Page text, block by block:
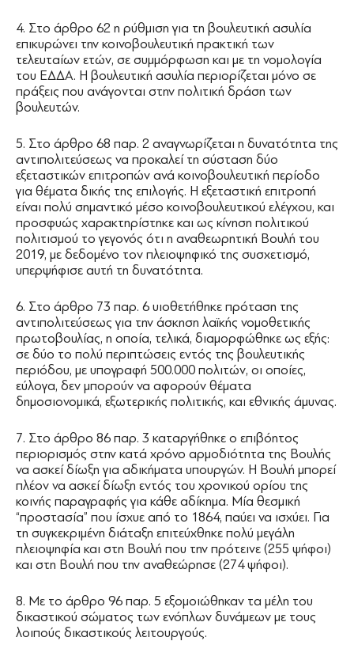
4. Στο άρθρο 62 η ρύθμιση για τη βουλευτική ασυλία
επικυρώνει την κοινοβουλευτική πρακτική των
τελευταίων ετών, σε συμμόρφωση και με τη νομολογία
του ΕΔΔΑ. Η βουλευτική ασυλία περιορίζεται μόνο σε
πράξεις που ανάγονται στην πολιτική δράση των
βουλευτών.
5. Στο άρθρο 68 παρ. 2 αναγνωρίζεται η δυνατότητα της
αντιπολιτεύσεως να προκαλεί τη σύσταση δύο
εξεταστικών επιτροπών ανά κοινοβουλευτική περίοδο
για θέματα δικής της επιλογής. Η εξεταστική επιτροπή
είναι πολύ σημαντικό μέσο κοινοβουλευτικού ελέγχου, και
προσφυώς χαρακτηρίστηκε και ως κίνηση πολιτικού
πολιτισμού το γεγονός ότι η αναθεωρητική Βουλή του
2019, με δεδομένο τον πλειοψηφικό της συσχετισμό,
υπερψήφισε αυτή τη δυνατότητα.
6. Στο άρθρο 73 παρ. 6 υιοθετήθηκε πρόταση της
αντιπολιτεύσεως για την άσκηση λαϊκής νομοθετικής
πρωτοβουλίας, η οποία, τελικά, διαμορφώθηκε ως εξής:
σε δύο το πολύ περιπτώσεις εντός της βουλευτικής
περιόδου, με υπογραφή 500.000 πολιτών, οι οποίες,
εύλογα, δεν μπορούν να αφορούν θέματα
δημοσιονομικά, εξωτερικής πολιτικής, και εθνικής άμυνας.
7. Στο άρθρο 86 παρ. 3 καταργήθηκε ο επιβόητος
περιορισμός στην κατά χρόνο αρμοδιότητα της Βουλής
να ασκεί δίωξη για αδικήματα υπουργών. Η Βουλή μπορεί
πλέον να ασκεί δίωξη εντός του χρονικού ορίου της
κοινής παραγραφής για κάθε αδίκημα. Μία θεσμική
“προστασία” που ίσχυε από το 1864, παύει να ισχύει. Για
τη συγκεκριμένη διάταξη επιτεύχθηκε πολύ μεγάλη
πλειοψηφία και στη Βουλή που την πρότεινε (255 ψήφοι)
και στη Βουλή που την αναθεώρησε (274 ψήφοι).
8. Με το άρθρο 96 παρ. 5 εξομοιώθηκαν τα μέλη του
δικαστικού σώματος των ενόπλων δυνάμεων με τους
λοιπούς δικαστικούς λειτουργούς.